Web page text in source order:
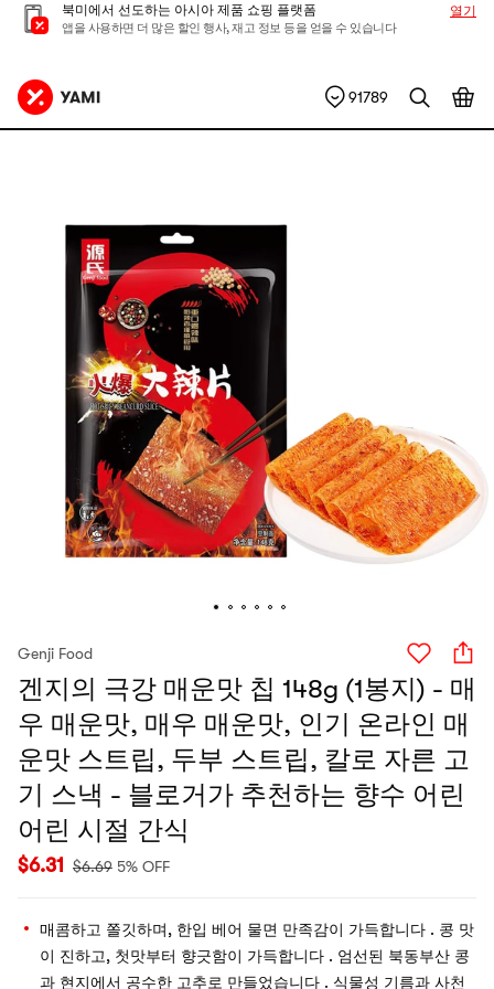
북미에서 선도하는 아시아 제품 쇼핑 플랫폼
앱을 사용하면 더 많은 할인 행사, 재고 정보 등을 얻을 수 있습니다
열기
91789
Genji Food
겐지의 극강 매운맛 칩 148g (1봉지) - 매
우 매운맛, 매우 매운맛, 인기 온라인 매
운맛 스트립, 두부 스트립, 칼로 자른 고
기 스낵 - 블로거가 추천하는 향수 어린
어린 시절 간식
$6.31 $6.69 5% OFF
매콤하고 쫄깃하며, 한입 베어 물면 만족감이 가득합니다 . 콩 맛
이 진하고, 첫맛부터 향긋함이 가득합니다 . 엄선된 북동부산 콩
과 현지에서 공수한 고추로 만들었습니다 . 식물성 기름과 사천